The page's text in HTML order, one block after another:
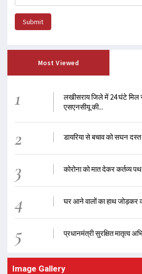
Submit
Most Viewed
1
लखीसराय जिले में 24 घंटे मिल
एसएनसीयू की...
2 डायरिया से बचाव को सघन
3 कोरोना को मात देकर कर्तव्य
4 घर आने वालों का हाथ जोड़कर
5 प्रधानमंत्री सुरक्षित मातृत्व
Image Gallery